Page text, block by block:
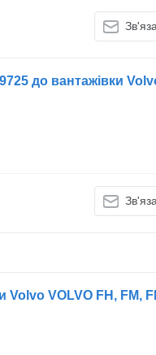
Volvo VOLVO FH, FM,